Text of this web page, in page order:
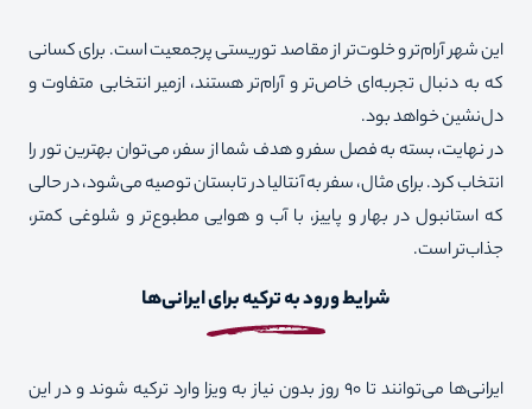
این شهر آرام‌تر و خلوت‌تر از مقاصد توریستی پرجمعیت است. برای کسانی
که به دنبال تجربه‌ای خاص‌تر و آرام‌تر هستند، ازمیر انتخابی متفاوت و
دل‌نشین خواهد بود.
در نهایت، بسته به فصل سفر و هدف شما از سفر، می‌توان بهترین تور را
انتخاب کرد. برای مثال، سفر به آنتالیا در تابستان توصیه می‌شود، در حالی
که استانبول در بهار و پاییز، با آب و هوایی مطبوع‌تر و شلوغی کمتر،
جذاب‌تر است.
شرایط ورود به ترکیه برای ایرانی‌ها
ایرانی‌ها می‌توانند تا ۹۰ روز بدون نیاز به ویزا وارد ترکیه شوند و در این